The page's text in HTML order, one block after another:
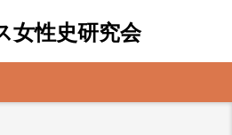
女性史研究会